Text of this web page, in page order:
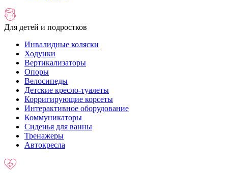
Для детей и подростков
Инвалидные коляски
Ходунки
Вертикализаторы
Опоры
Велосипеды
Детские кресло-туалеты
Корригирующие корсеты
Интерактивное оборудование
Коммуникаторы
Сиденья для ванны
Тренажеры
Автокресла